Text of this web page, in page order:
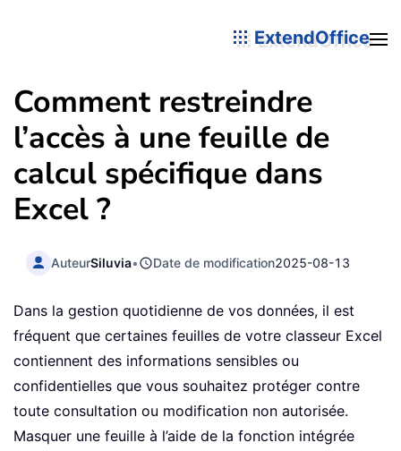
ExtendOffice
Comment restreindre
l’accès à une feuille de
calcul spécifique dans
Excel ?
AuteurSiluvia• Date de modification2025-08-13
Dans la gestion quotidienne de vos données, il est
fréquent que certaines feuilles de votre classeur Excel
contiennent des informations sensibles ou
confidentielles que vous souhaitez protéger contre
toute consultation ou modification non autorisée.
Masquer une feuille à l’aide de la fonction intégrée